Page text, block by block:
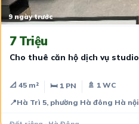
9 ngày trước
7 Triệu
Cho thuê căn hộ dịch vụ studio
📐 45 m² 🛏 1 PN
🚿 1 WC
📍Hà Trì 5, phường Hà đông Hà nội